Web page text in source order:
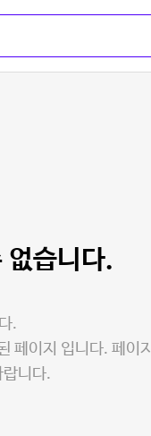
없습니다.
.
페이지 입니다. 페이지
니다.